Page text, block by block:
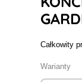
Całkowity
Warianty